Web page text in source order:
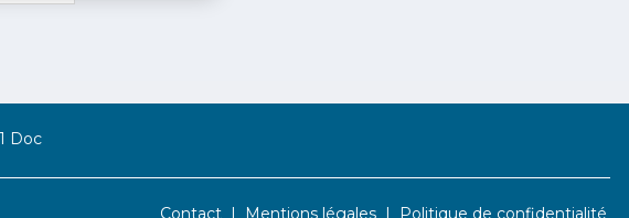
Doc
Contact Mentions légales Politique de confidentialité